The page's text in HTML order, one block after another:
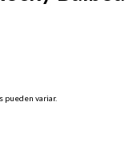
pueden variar.